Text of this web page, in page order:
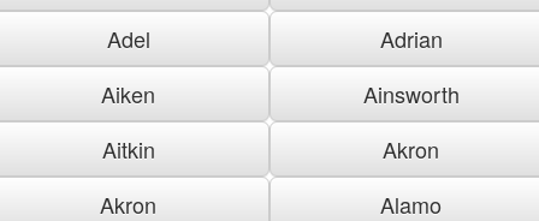
Adel
Adrian
Aiken
Ainsworth
Aitkin
Akron
Akron
Alamo